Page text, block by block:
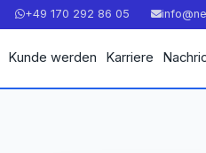
+49 170 292 86 05
Kunde werden Karriere